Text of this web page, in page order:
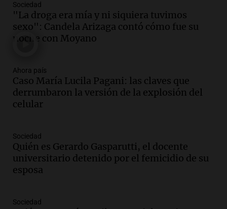
Audio.
Mendoza se prepara para un fin
de semana helado y ciudadanos
marchan contra reforma de tierras
Panorama Federal
Audio.
El "Mono" de Kapanga
adelantó su show en Rosario.
Viva la Radio Rosario
Episodios
en suspenso a hombre por simular robo
de recaudación en San Luis
Panorama Federal
Episodios
ayuda por problemas de fertilidad y la
Sociedad
"La droga era mía y ni siquiera tuvimos
sexo": Candela Arizaga contó cómo fue su
noche con Moyano
Ahora país
Caso María Lucila Pagani: las claves que
derrumbaron la versión de la explosión del
celular
Sociedad
Quién es Gerardo Gasparutti, el docente
universitario detenido por el femicidio de su
esposa
Sociedad